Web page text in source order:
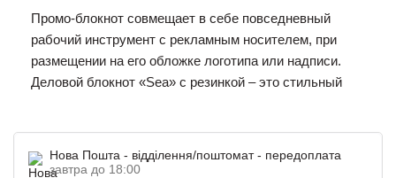
Промо-блокнот совмещает в себе повседневный
рабочий инструмент с рекламным носителем, при
размещении на его обложке логотипа или надписи.
Деловой блокнот «Sea» с резинкой – это стильный
хорошего качества. Логотип наносится методом
Нова Пошта - відділення/поштомат - передоплата
завтра до 18:00